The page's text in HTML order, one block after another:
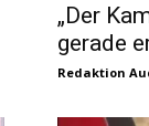
„Der
gerade
Redaktion